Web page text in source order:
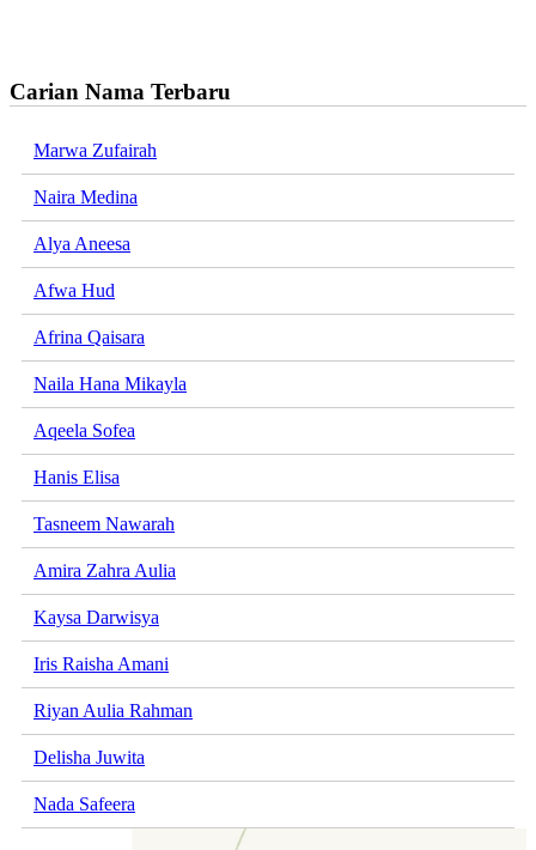
Carian Nama Terbaru
Marwa Zufairah
Naira Medina
Alya Aneesa
Afwa Hud
Afrina Qaisara
Naila Hana Mikayla
Aqeela Sofea
Hanis Elisa
Tasneem Nawarah
Amira Zahra Aulia
Kaysa Darwisya
Iris Raisha Amani
Riyan Aulia Rahman
Delisha Juwita
Nada Safeera